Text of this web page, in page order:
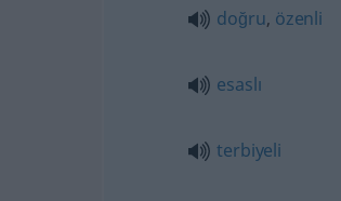
doğru, özenli
esaslı
terbiyeli